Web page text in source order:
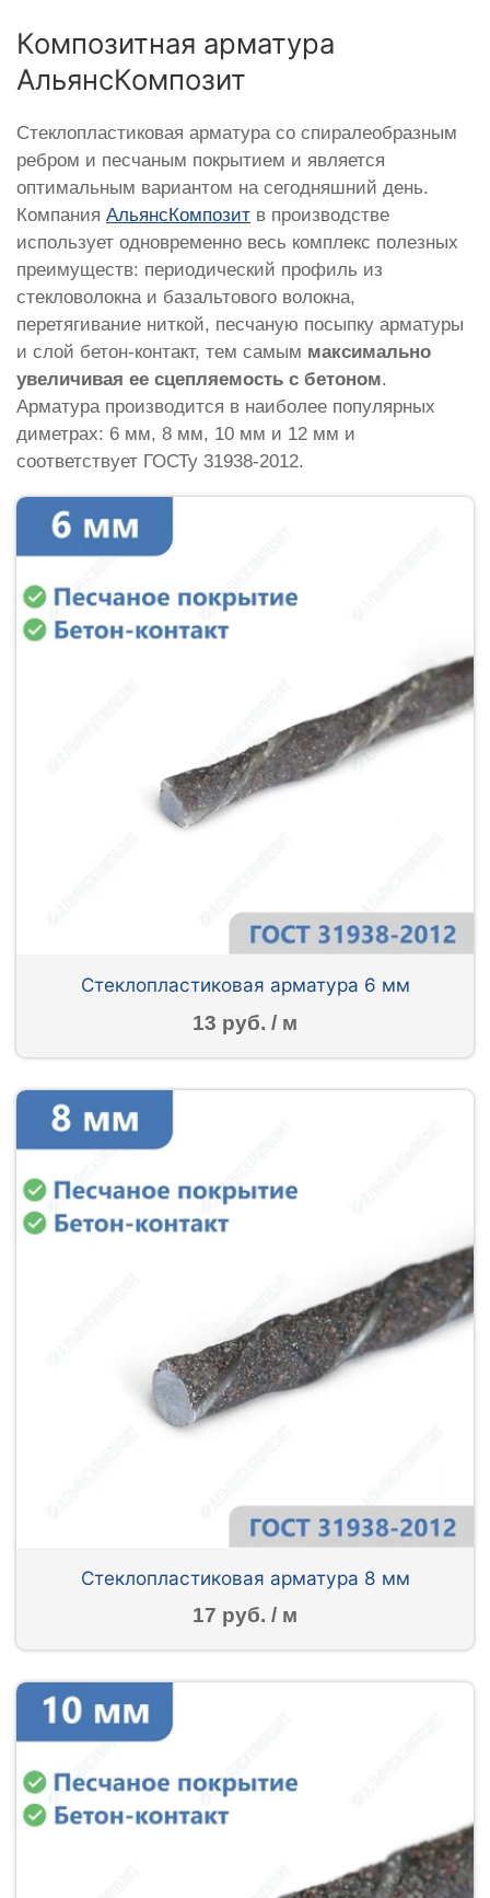
Композитная арматура
АльянсКомпозит
Стеклопластиковая арматура со спиралеобразным
ребром и песчаным покрытием и является
оптимальным вариантом на сегодняшний день.
Компания АльянсКомпозит в производстве
использует одновременно весь комплекс полезных
преимуществ: периодический профиль из
стекловолокна и базальтового волокна,
перетягивание ниткой, песчаную посыпку арматуры
и слой бетон-контакт, тем самым максимально
увеличивая ее сцепляемость с бетоном.
Арматура производится в наиболее популярных
диметрах: 6 мм, 8 мм, 10 мм и 12 мм и
соответствует ГОСТу 31938-2012.
Стеклопластиковая арматура 6 мм
13 руб. / м
Стеклопластиковая арматура 8 мм
17 руб. / м